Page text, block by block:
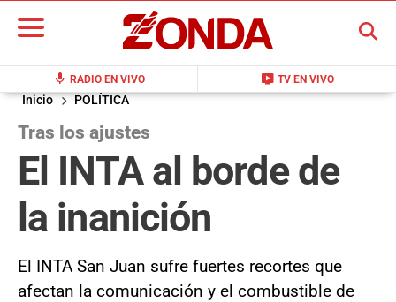
mic RADIO EN VIVO live_tv TV EN VIVO
BUSCAR
Inicio POLÍTICA
Tras los ajustes
El INTA al borde de
la inanición
El INTA San Juan sufre fuertes recortes que
afectan la comunicación y el combustible de